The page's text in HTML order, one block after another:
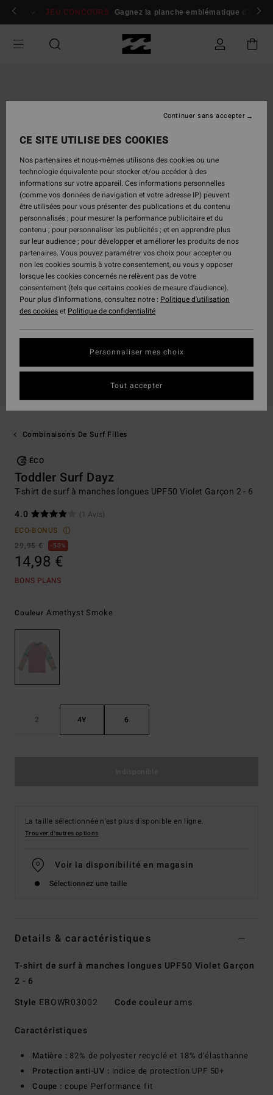
Passer
Se connecter / s'inscrire
JEU CONCOURS Gagnez la planche emblématique d'Andy
Combinaisons De Surf Filles
ÉCO
Toddler Surf Dayz
T-shirt de surf à manches longues UPF50 Violet Garçon 2 - 6
4.0
(1 Avis)
ECO-BONUS
29,95 €
50%
14,98 €
BONS PLANS
Couleur Amethyst Smoke
2 4Y 6
La taille sélectionnée n'est plus disponible en ligne.
Trouver d'autres options
Voir la disponibilité en magasin
Sélectionnez une taille
Details & caractéristiques
T-shirt de surf à manches longues UPF50 Violet Garçon
2 - 6
Style EBOWR03002 Code couleur ams
Caractéristiques
Matière : 82% de polyester recyclé et 18% d'élasthanne
Protection anti-UV : indice de protection UPF 50+
Coupe : coupe Performance fit
CE SITE UTILISE DES COOKIES
Nos partenaires et nous-mêmes utilisons des cookies ou une
technologie équivalente pour stocker et/ou accéder à des
informations sur votre appareil. Ces informations personnelles
(comme vos données de navigation et votre adresse IP) peuvent
être utilisées pour vous présenter des publications et du contenu
personnalisés ; pour mesurer la performance publicitaire et du
contenu ; pour personnaliser les publicités ; et en apprendre plus
sur leur audience ; pour développer et améliorer les produits de nos
partenaires. Vous pouvez paramétrer vos choix pour accepter ou
non les cookies soumis à votre consentement, ou vous y opposer
lorsque les cookies concernés ne relèvent pas de votre
consentement (tels que certains cookies de mesure d’audience).
Pour plus d'informations, consultez notre : Politique d'utilisation
des cookieset Politique de confidentialité
Personnaliser mes choix
Continuer sans accepter
Tout accepter